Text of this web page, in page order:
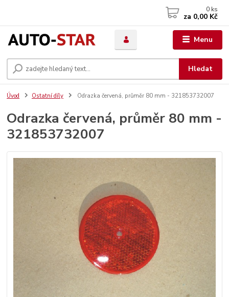
Menu
Hledat
0 ks
za 0,00 Kč
Úvod Ostatní díly Odrazka červená, průměr 80 mm - 321853732007
Odrazka červená, průměr 80 mm -
321853732007